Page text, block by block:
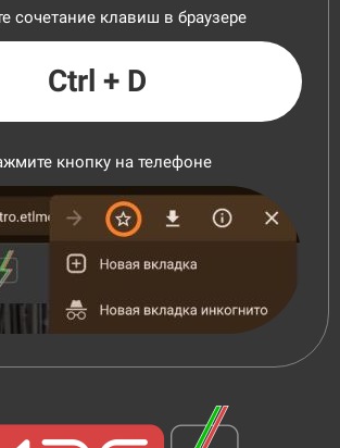
сочетание клавиш в браузере
Ctrl + D
кнопку на телефоне